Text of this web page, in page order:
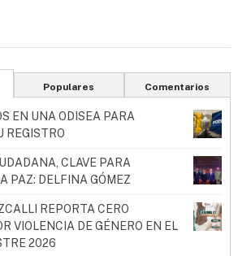
Populares Comentarios
EN UNA ODISEA PARA
REGISTRO
CLAVE PARA
PAZ: DELFINA GÓMEZ
REPORTA CERO
VIOLENCIA DE GÉNERO EN EL
2026